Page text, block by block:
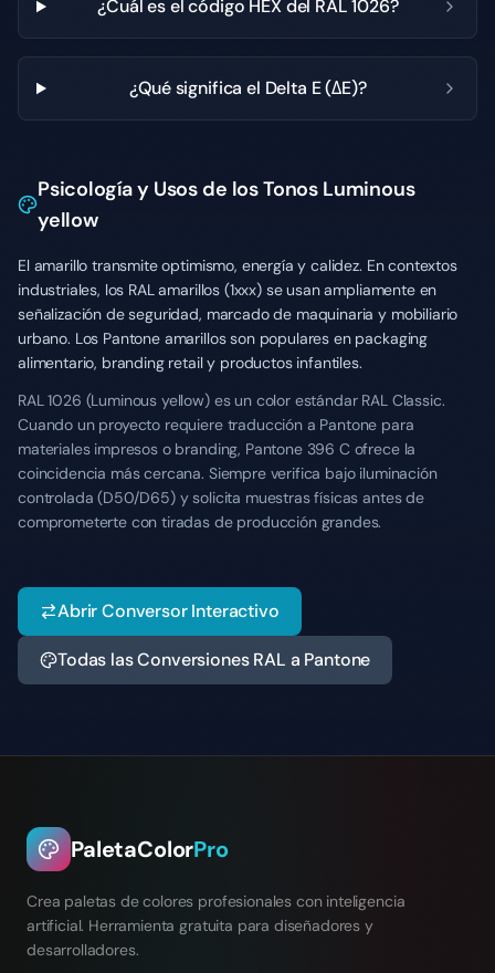
¿Cuál es el código HEX del RAL 1026?
¿Qué significa el Delta E (ΔE)?
Psicología y Usos de los Tonos Luminous
yellow
El amarillo transmite optimismo, energía y calidez. En contextos
industriales, los RAL amarillos (1xxx) se usan ampliamente en
señalización de seguridad, marcado de maquinaria y mobiliario
urbano. Los Pantone amarillos son populares en packaging
alimentario, branding retail y productos infantiles.
RAL 1026 (Luminous yellow) es un color estándar RAL Classic.
Cuando un proyecto requiere traducción a Pantone para
materiales impresos o branding, Pantone 396 C ofrece la
coincidencia más cercana. Siempre verifica bajo iluminación
controlada (D50/D65) y solicita muestras físicas antes de
comprometerte con tiradas de producción grandes.
Abrir Conversor Interactivo
Todas las Conversiones RAL a Pantone
PaletaColorPro
Crea paletas de colores profesionales con inteligencia
artificial. Herramienta gratuita para diseñadores y
desarrolladores.